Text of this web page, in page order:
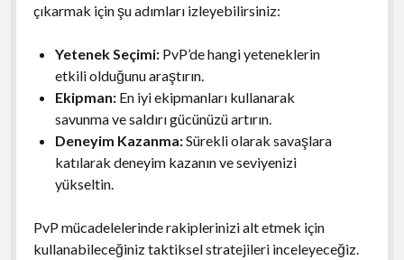
çıkarmak için şu adımları izleyebilirsiniz:
Yetenek Seçimi:PvP’de hangi yeteneklerin
etkili olduğunu araştırın.
Ekipman:En iyi ekipmanları kullanarak
savunma ve saldırı gücünüzü artırın.
Deneyim Kazanma:Sürekli olarak savaşlara
katılarak deneyim kazanın ve seviyenizi
yükseltin.
PvP mücadelelerinde rakiplerinizi alt etmek için
kullanabileceğiniz taktiksel stratejileri inceleyeceğiz.